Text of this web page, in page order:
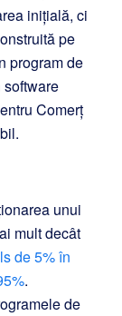
inițială, ci
pe
program de
Comerț
unui
mult decât
de 5% în
.
de